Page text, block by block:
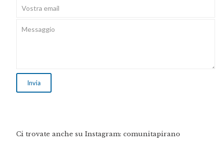
Ci trovate anche su Instagram: comunitapirano